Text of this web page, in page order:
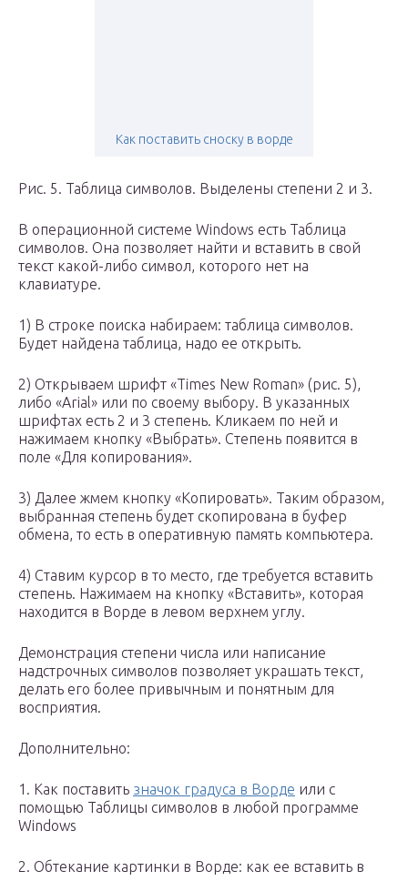
Как поставить сноску в ворде
Рис. 5. Таблица символов. Выделены степени 2 и 3.
В операционной системе Windows есть Таблица
символов. Она позволяет найти и вставить в свой
текст какой-либо символ, которого нет на
клавиатуре.
1) В строке поиска набираем: таблица символов.
Будет найдена таблица, надо ее открыть.
2) Открываем шрифт «Times New Roman» (рис. 5),
либо «Arial» или по своему выбору. В указанных
шрифтах есть 2 и 3 степень. Кликаем по ней и
нажимаем кнопку «Выбрать». Степень появится в
поле «Для копирования».
3) Далее жмем кнопку «Копировать». Таким образом,
выбранная степень будет скопирована в буфер
обмена, то есть в оперативную память компьютера.
4) Ставим курсор в то место, где требуется вставить
степень. Нажимаем на кнопку «Вставить», которая
находится в Ворде в левом верхнем углу.
Демонстрация степени числа или написание
надстрочных символов позволяет украшать текст,
делать его более привычным и понятным для
восприятия.
Дополнительно:
1. Как поставить значок градуса в Ворде или с
помощью Таблицы символов в любой программе
Windows
2. Обтекание картинки в Ворде: как ее вставить в